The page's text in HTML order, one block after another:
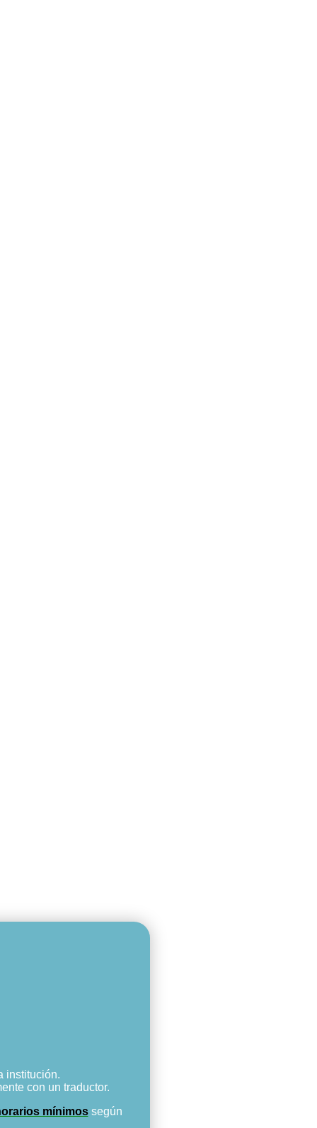
institución.
con un traductor.
mínimossegún